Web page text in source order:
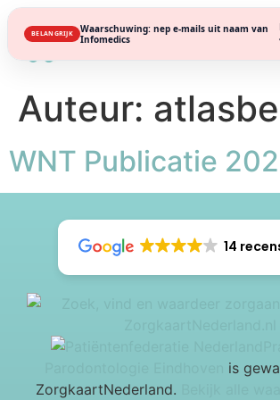
BELANGRIJK
Waarschuwing: nep e-mails uit naam van
Infomedics
Auteur:
WNT Publicatie
14
is
ZorgkaartNederland.